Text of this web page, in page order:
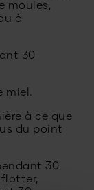
moules,
à
30
miel.
à ce que
du point
30
flotter,